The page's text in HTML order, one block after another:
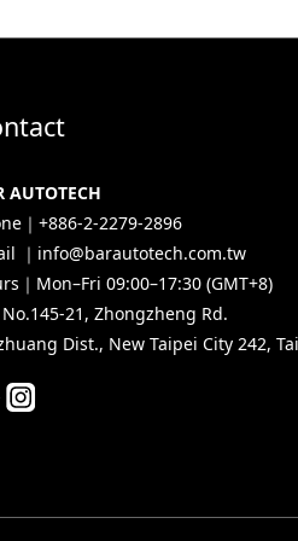
AUTOTECH
｜+886-2-2279-2896
｜info@barautotech.com.tw
｜Mon–Fri 09:00–17:30 (GMT+8)
No.145-21, Zhongzheng Rd.
Dist., New Taipei City 242,